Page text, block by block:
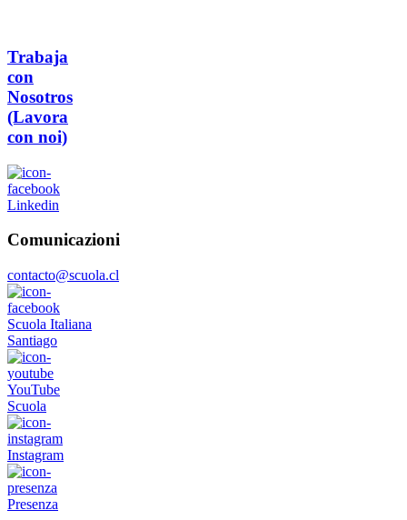
Trabaja
con
Nosotros
(Lavora
con noi)
Linkedin
Comunicazioni
contacto@scuola.cl
Scuola Italiana
Santiago
YouTube
Scuola
Instagram
Presenza